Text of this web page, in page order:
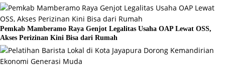
Pemkab Mamberamo Raya Genjot Legalitas Usaha OAP Lewat OSS,
Akses Perizinan Kini Bisa dari Rumah